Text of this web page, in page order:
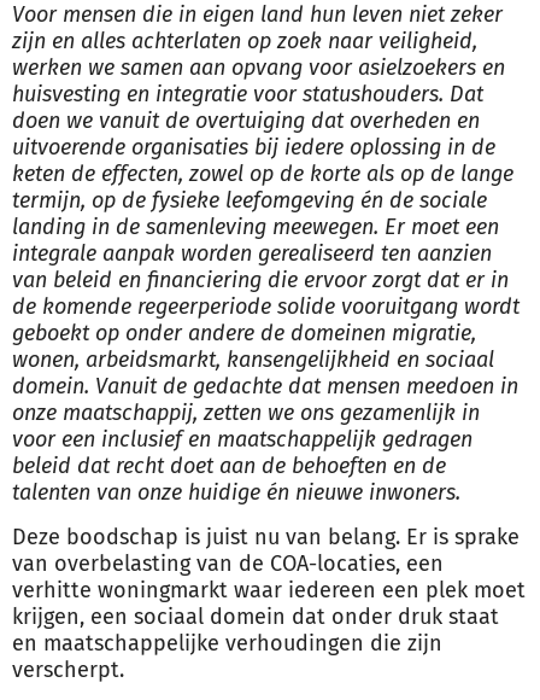
Voor mensen die in eigen land hun leven niet zeker
zijn en alles achterlaten op zoek naar veiligheid,
werken we samen aan opvang voor asielzoekers en
huisvesting en integratie voor statushouders. Dat
doen we vanuit de overtuiging dat overheden en
uitvoerende organisaties bij iedere oplossing in de
keten de effecten, zowel op de korte als op de lange
termijn, op de fysieke leefomgeving én de sociale
landing in de samenleving meewegen. Er moet een
integrale aanpak worden gerealiseerd ten aanzien
van beleid en financiering die ervoor zorgt dat er in
de komende regeerperiode solide vooruitgang wordt
geboekt op onder andere de domeinen migratie,
wonen, arbeidsmarkt, kansengelijkheid en sociaal
domein. Vanuit de gedachte dat mensen meedoen in
onze maatschappij, zetten we ons gezamenlijk in
voor een inclusief en maatschappelijk gedragen
beleid dat recht doet aan de behoeften en de
talenten van onze huidige én nieuwe inwoners.
Deze boodschap is juist nu van belang. Er is sprake
van overbelasting van de COA-locaties, een
verhitte woningmarkt waar iedereen een plek moet
krijgen, een sociaal domein dat onder druk staat
en maatschappelijke verhoudingen die zijn
verscherpt.